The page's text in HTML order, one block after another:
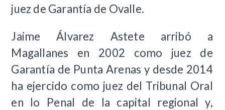
juez de Garantía de Ovalle.
Jaime Álvarez Astete arribó a
Magallanes en 2002 como juez de
Garantía de Punta Arenas y desde 2014
ha ejercido como juez del Tribunal Oral
en lo Penal de la capital regional y,